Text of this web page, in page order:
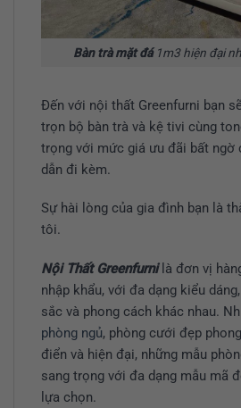
Bàn trà mặt đá1m3 hiện đại
Đến với nội thất Greenfurni bạn
trọn bộ bàn trà và kệ tivi cùng
trọng với mức giá ưu đãi bất ngờ
dẫn đi kèm.
Sự hài lòng của gia đình bạn là
tôi.
Nội Thất Greenfurnilà đơn vị
nhập khẩu, với đa dạng kiểu
sắc và phong cách khác nhau.
phòng ngủ, phòng cưới đẹp
điển và hiện đại, những mẫu
sang trọng với đa dạng mẫu mã
lựa chọn.